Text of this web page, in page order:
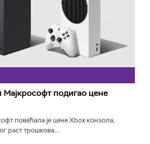
Мајкрософт подигао цене
повећала је цене Xbox конзола,
раст трошкова...